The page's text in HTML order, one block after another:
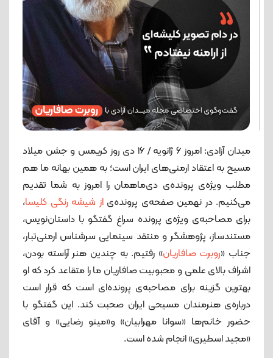
میدان آزادی: امروز 6 ژانویه / 16 دی روز کریمس و جشن میلاد
مسیح به اعتقاد ارمنی‌های ایران است؛ به همین بهانه ما هم
مطلب ویژه‌ی پرونده‌ی دی‌ماهمان را امروز به شما تقدیم
می‌کنیم. در نهمین صفحه‌ی پرونده‌یاز شیشه رنگی کلیسا،
برای مصاحبه‌ی ویژه‌ی پرونده سراغ گفتگو با داستان‌نویس،
مستندساز، پژوهشگر و منتقد سینمایی سرشناس ارمنی‌تبار،
جناب «روبرت صافاریان» رفتیم. به چندین هنر آراسته بودن،
اشراف بالای علمی و محبوبیت صافاریان ما را متقاعد کرد که او
بهترین گزینه برای مصاحبه‌ی پرونده‌ای است که قرار است
درباره‌ی هنرمندان مسیحی ایران صحبت کند. این گفتگو با
حضور خانم‌ها «سوانا مهرابیان» و«مینو رضایی» و آقای
«مجید اسطیری» انجام شده است.